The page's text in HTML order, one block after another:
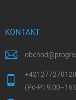
KONTAKT
obchod@
+421277270120